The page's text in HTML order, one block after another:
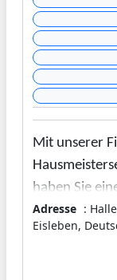
Mit unserer
haben Sie
Seite, der
Management
Adresse :
Eisleben,